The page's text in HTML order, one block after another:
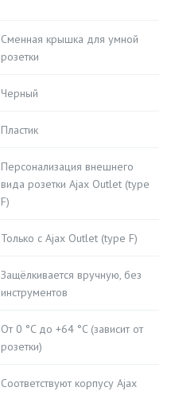
Сменная крышка для умной
розетки
Черный
Пластик
Персонализация внешнего
вида розетки Ajax Outlet (type
F)
Только с Ajax Outlet (type F)
Защёлкивается вручную, без
инструментов
От 0 °C до +64 °C (зависит от
розетки)
Соответствуют корпусу Ajax